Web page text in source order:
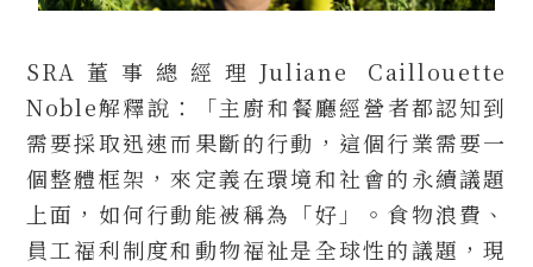
SRA董事總經理Juliane Caillouette
Noble解釋說：「主廚和餐廳經營者都認知到
需要採取迅速而果斷的行動，這個行業需要一
個整體框架，來定義在環境和社會的永續議題
上面，如何行動能被稱為「好」。食物浪費、
員工福利制度和動物福祉是全球性的議題，現